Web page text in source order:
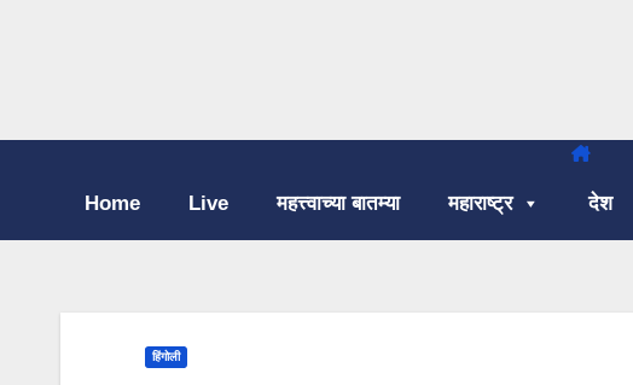
Home Live महत्त्वाच्या बातम्या महाराष्ट्र देश
हिंगोली